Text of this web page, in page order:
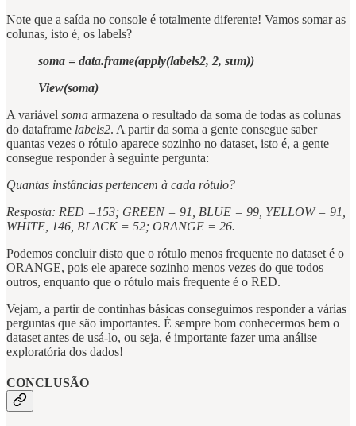
Note que a saída no console é totalmente diferente! Vamos somar as
colunas, isto é, os labels?
soma = data.frame(apply(labels2, 2, sum))
View(soma)
A variável soma armazena o resultado da soma de todas as colunas
do dataframe labels2. A partir da soma a gente consegue saber
quantas vezes o rótulo aparece sozinho no dataset, isto é, a gente
consegue responder à seguinte pergunta:
Quantas instâncias pertencem à cada rótulo?
Resposta: RED =153; GREEN = 91, BLUE = 99, YELLOW = 91,
WHITE, 146, BLACK = 52; ORANGE = 26.
Podemos concluir disto que o rótulo menos frequente no dataset é o
ORANGE, pois ele aparece sozinho menos vezes do que todos
outros, enquanto que o rótulo mais frequente é o RED.
Vejam, a partir de continhas básicas conseguimos responder a várias
perguntas que são importantes. É sempre bom conhecermos bem o
dataset antes de usá-lo, ou seja, é importante fazer uma análise
exploratória dos dados!
CONCLUSÃO